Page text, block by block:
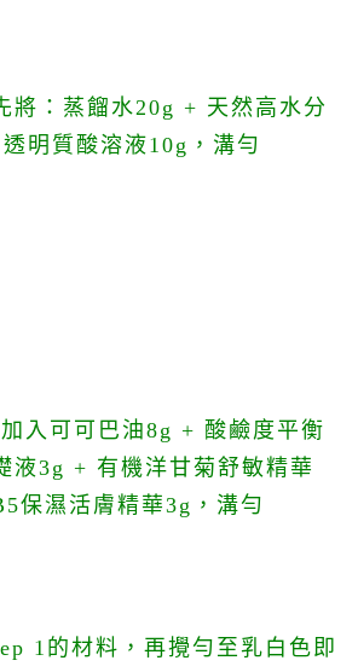
將：蒸餾水20g + 天然高水分
明質酸溶液10g，溝勻
入可可巴油8g + 酸鹼度平衡
液3g + 有機洋甘菊舒敏精華
保濕活膚精華3g ，溝勻
1的材料，再攪勻至乳白色即